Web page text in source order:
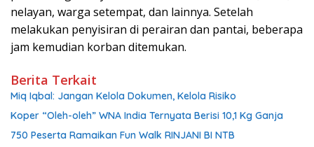
nelayan, warga setempat, dan lainnya. Setelah
melakukan penyisiran di perairan dan pantai, beberapa
jam kemudian korban ditemukan.
Berita Terkait
Miq Iqbal: Jangan Kelola Dokumen, Kelola Risiko
Koper “Oleh-oleh” WNA India Ternyata Berisi 10,1 Kg Ganja
750 Peserta Ramaikan Fun Walk RINJANI BI NTB